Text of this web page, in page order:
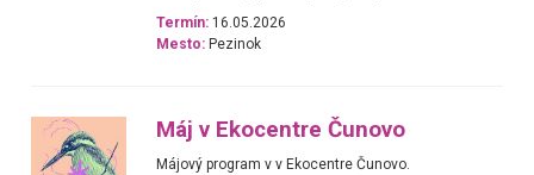
Termín: 16.05.2026
Mesto: Pezinok
Máj v Ekocentre Čunovo
Májový program v v Ekocentre Čunovo.